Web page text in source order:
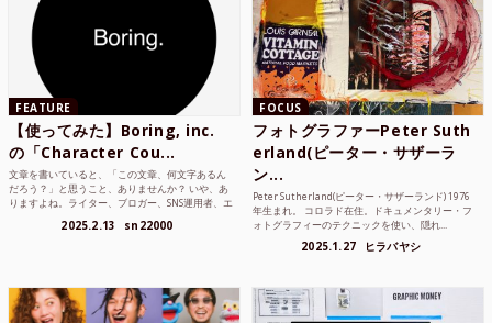
FEATURE
【使ってみた】Boring, inc.
の「Character Cou...
文章を書いていると、「この文章、何文字あるん
だろう？」と思うこと、ありませんか？ いや、あ
りますよね。ライター、ブロガー、SNS運用者、エ
2025.2.13 sn22000
FOCUS
フォトグラファーPeter Suth
erland(ピーター・サザーラ
ン...
Peter Sutherland(ピーター・サザーランド) 1976
年生まれ。 コロラド在住。ドキュメンタリー・フ
ォトグラフィーのテクニックを使い、隠れ...
2025.1.27 ヒラバヤシ